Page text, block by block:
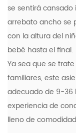
se sentirá cansado
arrebato ancho se
con la altura del
bebé hasta el final.
Ya sea que se
familiares, este
adecuado de 9-36
experiencia de
lleno de